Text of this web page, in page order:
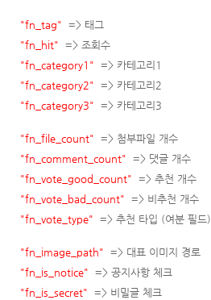
"fn_tag" => 태그
"fn_hit" => 조회수
"fn_category1" => 카테고리1
"fn_category2" => 카테고리2
"fn_category3" => 카테고리3
"fn_file_count" => 첨부파일 개수
"fn_comment_count" => 댓글 개수
"fn_vote_good_count" => 추천 개수
"fn_vote_bad_count" => 비추천 개수
"fn_vote_type" => 추천 타입 (여분 필드)
"fn_image_path" => 대표 이미지 경로
"fn_is_notice" => 공지사항 체크
"fn_is_secret" => 비밀글 체크